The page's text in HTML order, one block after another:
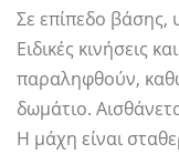
Σε επίπεδο βάσης,
Ειδικές κινήσεις
παραληφθούν,
δωμάτιο.
Η μάχη είναι